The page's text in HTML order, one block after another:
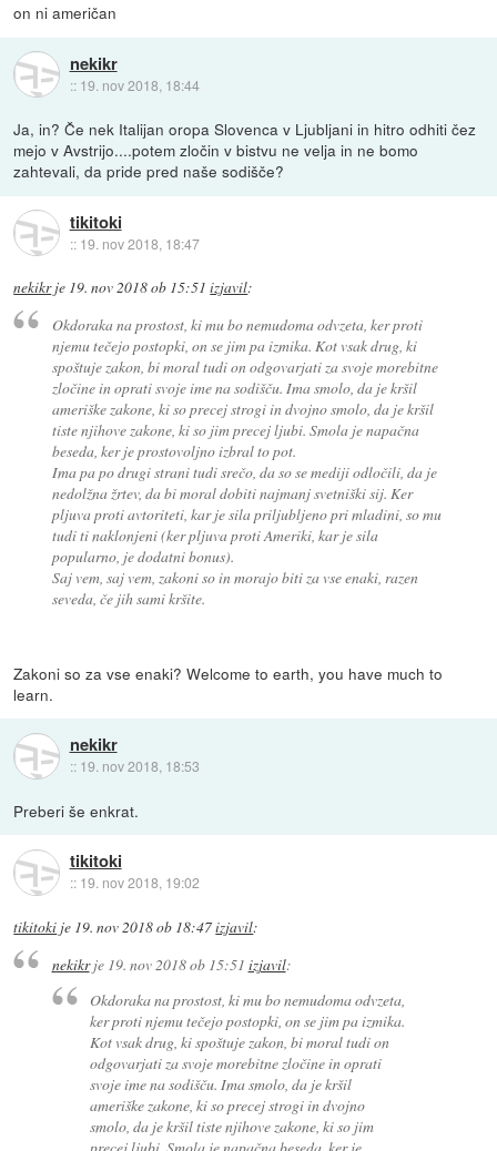
on ni američan
nekikr
:: 19. nov 2018, 18:44
Ja, in? Če nek Italijan oropa Slovenca v Ljubljani in hitro odhiti čez
mejo v Avstrijo....potem zločin v bistvu ne velja in ne bomo
zahtevali, da pride pred naše sodišče?
tikitoki
:: 19. nov 2018, 18:47
nekikrje 19. nov 2018 ob 15:51 izjavil:
Okdoraka na prostost, ki mu bo nemudoma odvzeta, ker proti
njemu tečejo postopki, on se jim pa izmika. Kot vsak drug, ki
spoštuje zakon, bi moral tudi on odgovarjati za svoje morebitne
zločine in oprati svoje ime na sodišču. Ima smolo, da je kršil
ameriške zakone, ki so precej strogi in dvojno smolo, da je kršil
tiste njihove zakone, ki so jim precej ljubi. Smola je napačna
beseda, ker je prostovoljno izbral to pot.
Ima pa po drugi strani tudi srečo, da so se mediji odločili, da je
nedolžna žrtev, da bi moral dobiti najmanj svetniški sij. Ker
pljuva proti avtoriteti, kar je sila priljubljeno pri mladini, so mu
tudi ti naklonjeni (ker pljuva proti Ameriki, kar je sila
popularno, je dodatni bonus).
Saj vem, saj vem, zakoni so in morajo biti za vse enaki, razen
seveda, če jih sami kršite.
Zakoni so za vse enaki? Welcome to earth, you have much to
learn.
nekikr
:: 19. nov 2018, 18:53
Preberi še enkrat.
tikitoki
:: 19. nov 2018, 19:02
tikitoki je 19. nov 2018 ob 18:47izjavil:
nekikrje 19. nov 2018 ob 15:51 izjavil:
Okdoraka na prostost, ki mu bo nemudoma odvzeta,
ker proti njemu tečejo postopki, on se jim pa izmika.
Kot vsak drug, ki spoštuje zakon, bi moral tudi on
odgovarjati za svoje morebitne zločine in oprati
svoje ime na sodišču. Ima smolo, da je kršil
ameriške zakone, ki so precej strogi in dvojno
smolo, da je kršil tiste njihove zakone, ki so jim